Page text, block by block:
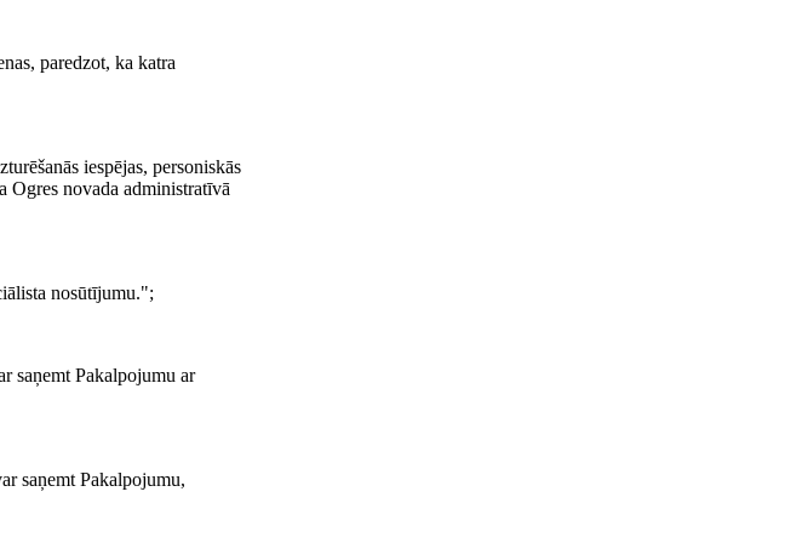
paredzot, ka katra
iespējas, personiskās
Ogres novada administratīvā
nosūtījumu.";
saņemt Pakalpojumu ar
saņemt Pakalpojumu,